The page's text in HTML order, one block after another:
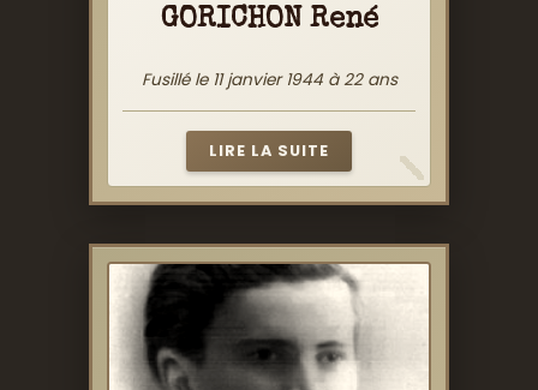
GORICHON René
Fusillé le 11 janvier 1944 à 22 ans
LIRE LA SUITE